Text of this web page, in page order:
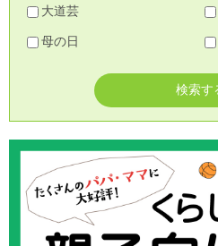
大道芸
母の日